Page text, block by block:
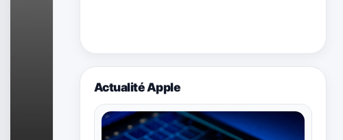
Actualité Apple